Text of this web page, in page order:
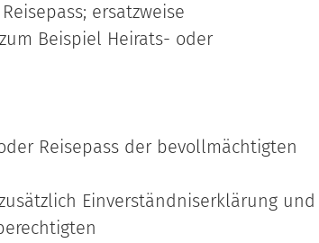
ersatzweise
Beispiel Heirats- oder
Reisepass der bevollmächtigten
Einverständniserklärung und